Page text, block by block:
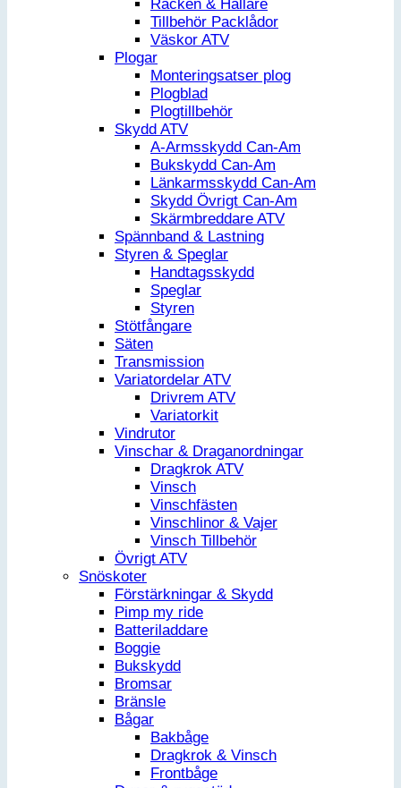
Räcken & Hållare
Tillbehör Packlådor
Väskor ATV
Plogar
Monteringsatser plog
Plogblad
Plogtillbehör
Skydd ATV
A-Armsskydd Can-Am
Bukskydd Can-Am
Länkarmsskydd Can-Am
Skydd Övrigt Can-Am
Skärmbreddare ATV
Spännband & Lastning
Styren & Speglar
Handtagsskydd
Speglar
Styren
Stötfångare
Säten
Transmission
Variatordelar ATV
Drivrem ATV
Variatorkit
Vindrutor
Vinschar & Draganordningar
Dragkrok ATV
Vinsch
Vinschfästen
Vinschlinor & Vajer
Vinsch Tillbehör
Övrigt ATV
Snöskoter
Förstärkningar & Skydd
Pimp my ride
Batteriladdare
Boggie
Bukskydd
Bromsar
Bränsle
Bågar
Bakbåge
Dragkrok & Vinsch
Frontbåge